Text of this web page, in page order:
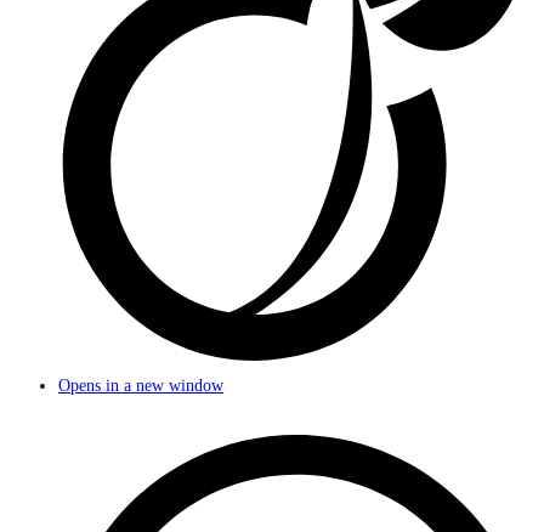
Opens in a new window